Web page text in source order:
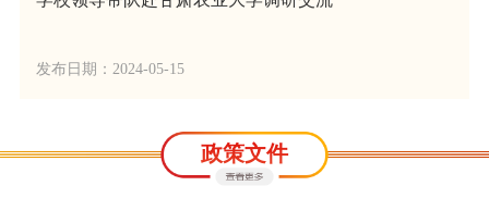
发布日期：2024-05-15
政策文件